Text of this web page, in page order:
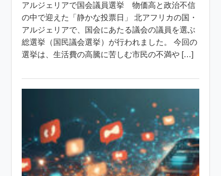
アルジェリアで国会議員選挙 物価高と政治不信
の中で迎えた「静かな投票日」 北アフリカの国・
アルジェリアで、国会にあたる議会の議員を選ぶ
総選挙（国民議会選挙）が行われました。 今回の
選挙は、生活費の高騰に苦しむ市民の不満や […]